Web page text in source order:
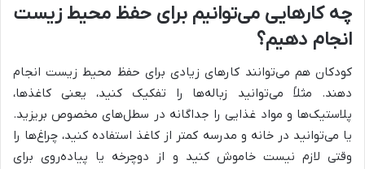
چه کارهایی می‌توانیم برای حفظ محیط زیست
انجام دهیم؟
کودکان هم می‌توانند کارهای زیادی برای حفظ محیط زیست انجام
دهند. مثلاً می‌توانید زباله‌ها را تفکیک کنید، یعنی کاغذها،
پلاستیک‌ها و مواد غذایی را جداگانه در سطل‌های مخصوص بریزید.
یا می‌توانید در خانه و مدرسه کمتر از کاغذ استفاده کنید، چراغ‌ها را
وقتی لازم نیست خاموش کنید و از دوچرخه یا پیاده‌روی برای